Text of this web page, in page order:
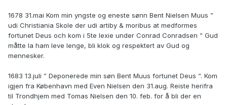
1678 31.mai Kom min yngste og eneste sønn Bent Nielsen Muus ”
udi Christiania Skole der udi artiby & moribus at medformes
fortunet Deus och kom i 5te lexie under Conrad Conradsen ” Gud
måtte la ham leve lenge, bli klok og respektert av Gud og
mennesker.
1683 13.juli ” Deponerede min søn Bent Muus fortunet Deus ”. Kom
igjen fra København med Even Nielsen den 31.aug. Reiste herifra
til Trondhjem med Tomas Nielsen den 10. feb. for å bli der en